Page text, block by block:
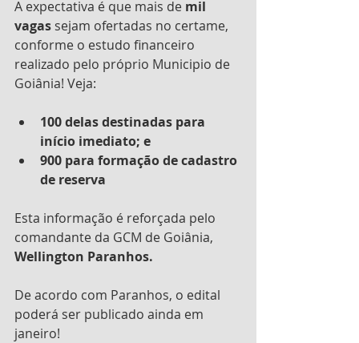
A expectativa é que mais de mil
vagas sejam ofertadas no certame,
conforme o estudo financeiro
realizado pelo próprio Municipio de
Goiânia! Veja:
100 delas destinadas para
início imediato; e
900 para formação de cadastro
de reserva
Esta informação é reforçada pelo
comandante da GCM de Goiânia,
Wellington Paranhos.
De acordo com Paranhos, o edital
poderá ser publicado ainda em
janeiro!